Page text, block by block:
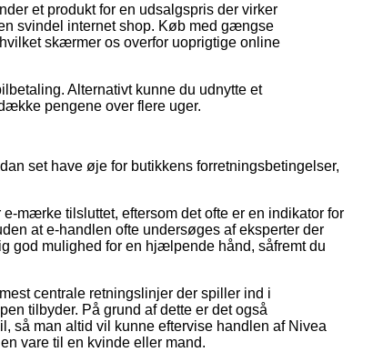
et produkt for en udsalgspris der virker
svindel internet shop. Køb med gængse
skærmer os overfor uoprigtige online
Alternativt kunne du udnytte et
pengene over flere uger.
set have øje for butikkens forretningsbetingelser,
mærke tilsluttet, eftersom det ofte er en indikator for
at e-handlen ofte undersøges af eksperter der
god mulighed for en hjælpende hånd, såfremt du
centrale retningslinjer der spiller ind i
tilbyder. På grund af dette er det også
så man altid vil kunne eftervise handlen af Nivea
vare til en kvinde eller mand.